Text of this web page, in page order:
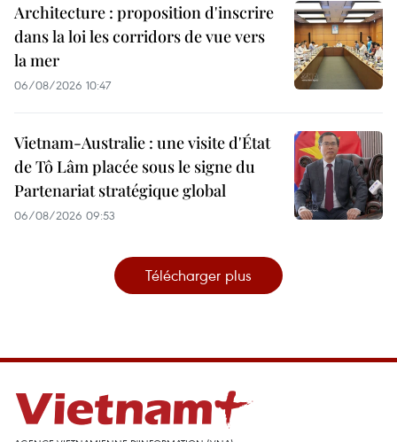
Architecture : proposition d'inscrire
dans la loi les corridors de vue vers
la mer
06/08/2026 10:47
Vietnam-Australie : une visite d'État
de Tô Lâm placée sous le signe du
Partenariat stratégique global
06/08/2026 09:53
Télécharger plus